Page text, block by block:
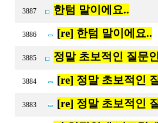
3887 한텀 말이에요..
3886 [re] 한텀 말이에요..
3885 정말 초보적인 질문
3884 [re] 정말 초보적인
3883 [re] 정말 초보적인